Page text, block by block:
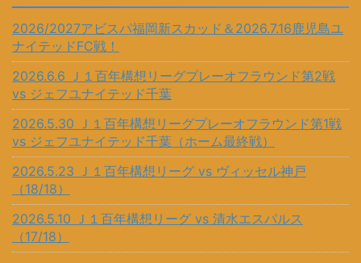
2026/2027アビスパ福岡新スカッド＆2026.7.16鹿児島ユ
ナイテッドFC戦！
2026.6.6 Ｊ１百年構想リーグプレーオフラウンド第2戦
vs ジェフユナイテッド千葉
2026.5.30 Ｊ１百年構想リーグプレーオフラウンド第1戦
vs ジェフユナイテッド千葉（ホーム最終戦）
2026.5.23 Ｊ１百年構想リーグ vs ヴィッセル神戸
（18/18）
2026.5.10 Ｊ１百年構想リーグ vs 清水エスパルス
（17/18）